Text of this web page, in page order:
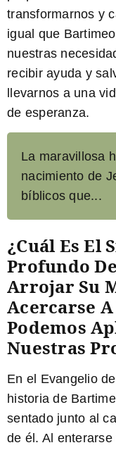
transformarnos y
igual que
nuestras
recibir ayuda y
llevarnos a una
de esperanza.
La maravillosa
nacimiento de
bíblicos que...
¿Cuál Es El
Profundo
Arrojar Su
Acercarse A
Podemos
Nuestras
En el Evangelio
historia de
sentado junto al
de él. Al